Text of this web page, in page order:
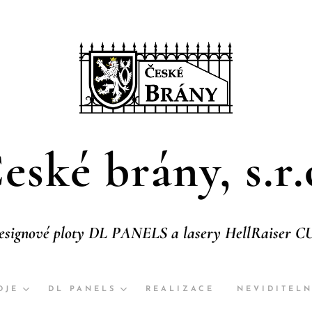
brány,
ploty DL PANELS a lasery HellRaiser
DL PANELS REALIZACE